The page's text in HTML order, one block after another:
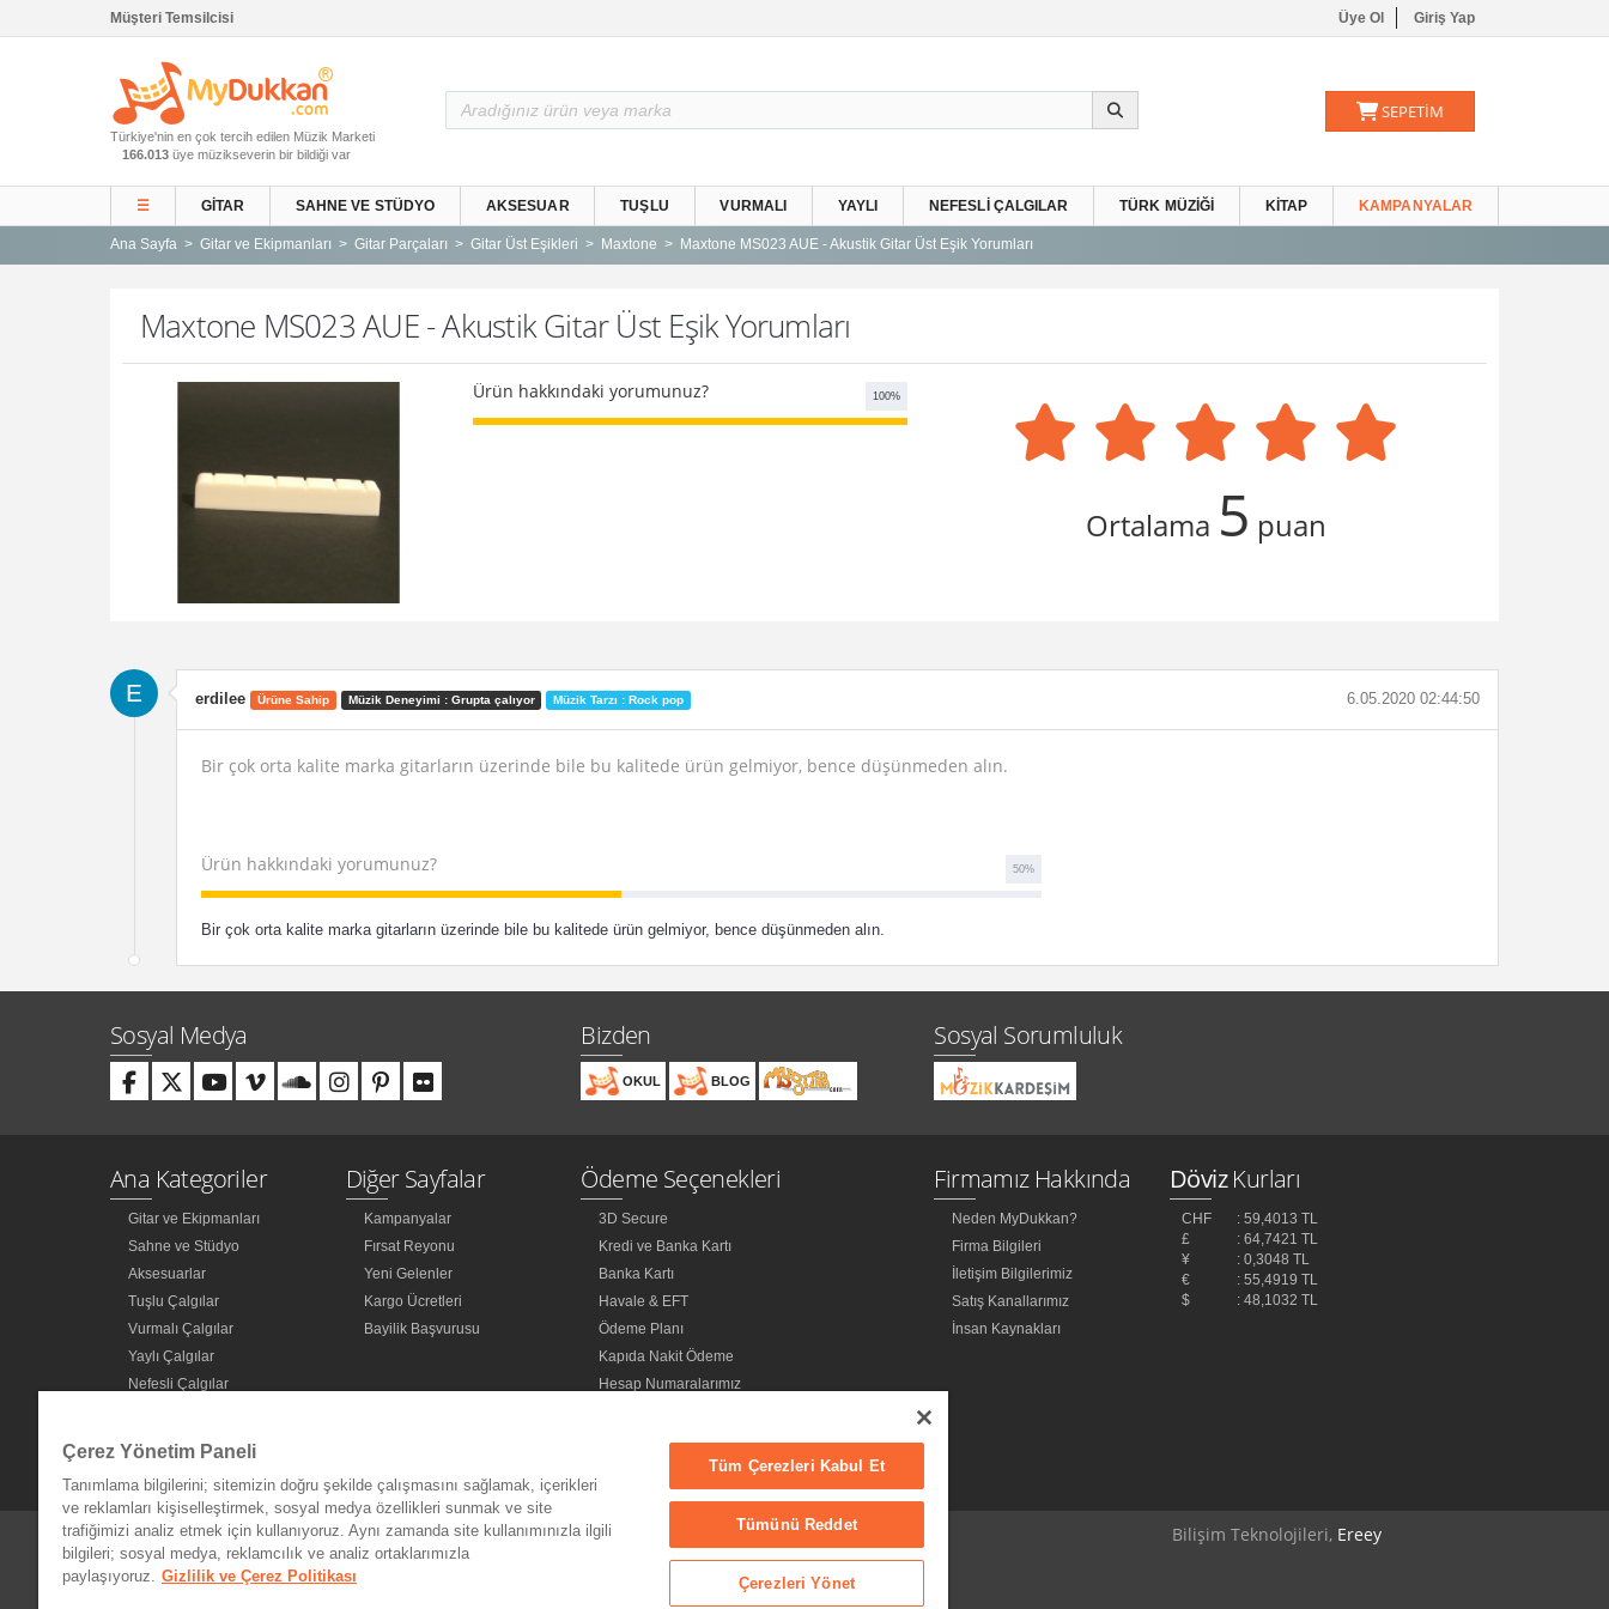
Müşteri Temsilcisi Üye Ol Giriş Yap
Gitar ve Ekipmanları
Sahne ve Stüdyo
Aksesuarlar
Nefesli Çalgılar
Türkiye'nin en çok tercih edilen Müzik Marketi
166.013 üye müzikseverin bir bildiği var
SEPETİM
☰ GITAR SAHNE VE STÜDYO AKSESUAR TUŞLU VURMALI YAYLI NEFESLI ÇALGILAR TÜRK MÜZIĞI KITAP KAMPANYALAR
Ana Sayfa Gitar ve Ekipmanları Gitar Parçaları Gitar Üst Eşikleri Maxtone Maxtone MS023 AUE - Akustik Gitar Üst Eşik Yorumları
Maxtone MS023 AUE - Akustik Gitar Üst Eşik Yorumları
Ürün hakkındaki yorumunuz? 100%
Ortalama 5 puan
E erdilee Ürüne Sahip Müzik Deneyimi : Grupta çalıyor Müzik Tarzı : Rock pop 6.05.2020 02:44:50
Bir çok orta kalite marka gitarların üzerinde bile bu kalitede ürün gelmiyor, bence düşünmeden alın.
Ürün hakkındaki yorumunuz? 50%
Bir çok orta kalite marka gitarların üzerinde bile bu kalitede ürün gelmiyor, bence düşünmeden alın.
Sosyal Medya Bizden
OKUL BLOG
Sosyal Sorumluluk
Ana Kategoriler
Gitar ve Ekipmanları
Sahne ve Stüdyo
Aksesuarlar
Tuşlu Çalgılar
Vurmalı Çalgılar
Yaylı Çalgılar
Nefesli Çalgılar
Diğer Sayfalar
Kampanyalar
Fırsat Reyonu
Yeni Gelenler
Kargo Ücretleri
Bayilik Başvurusu
Ödeme Seçenekleri
3D Secure
Kredi ve Banka Kartı
Banka Kartı
Havale & EFT
Ödeme Planı
Kapıda Nakit Ödeme
Hesap Numaralarımız
Firmamız Hakkında
Neden MyDukkan?
Firma Bilgileri
İletişim Bilgilerimiz
Satış Kanallarımız
İnsan Kaynakları
DövizKurları
CHF
: 59,4013 TL
£
: 64,7421 TL
¥
: 0,3048 TL
€
: 55,4919 TL
$
: 48,1032 TL
Bilişim Teknolojileri, Ereey
Çerez Yönetim Paneli
Tanımlama bilgilerini; sitemizin doğru şekilde çalışmasını sağlamak, içerikleri
ve reklamları kişiselleştirmek, sosyal medya özellikleri sunmak ve site
trafiğimizi analiz etmek için kullanıyoruz. Aynı zamanda site kullanımınızla ilgili
bilgileri; sosyal medya, reklamcılık ve analiz ortaklarımızla
paylaşıyoruz. Gizlilik ve Çerez Politikası
Tüm Çerezleri Kabul Et
Tümünü Reddet
Çerezleri Yönet